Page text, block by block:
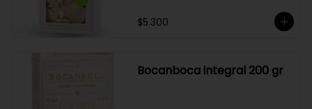
$5.300
Bocanboca integral 200 gr